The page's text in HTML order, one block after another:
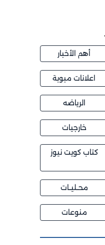
أهم الأخبار
اعلانات مبوبة
الرياضه
خارجيات
كتاب كويت نيوز
محــليــات
منوعات